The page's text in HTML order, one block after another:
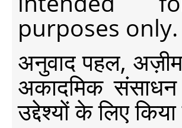
purposes only.
अनुवाद पहल, अज़ीम
अकादमिक संसाधन
उद्देश्यों के लिए